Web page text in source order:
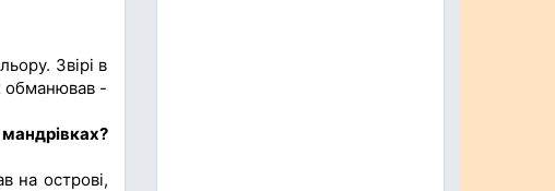
Звірі в
обманював -
на острові,